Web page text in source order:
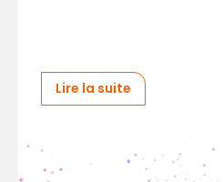
Lire la suite